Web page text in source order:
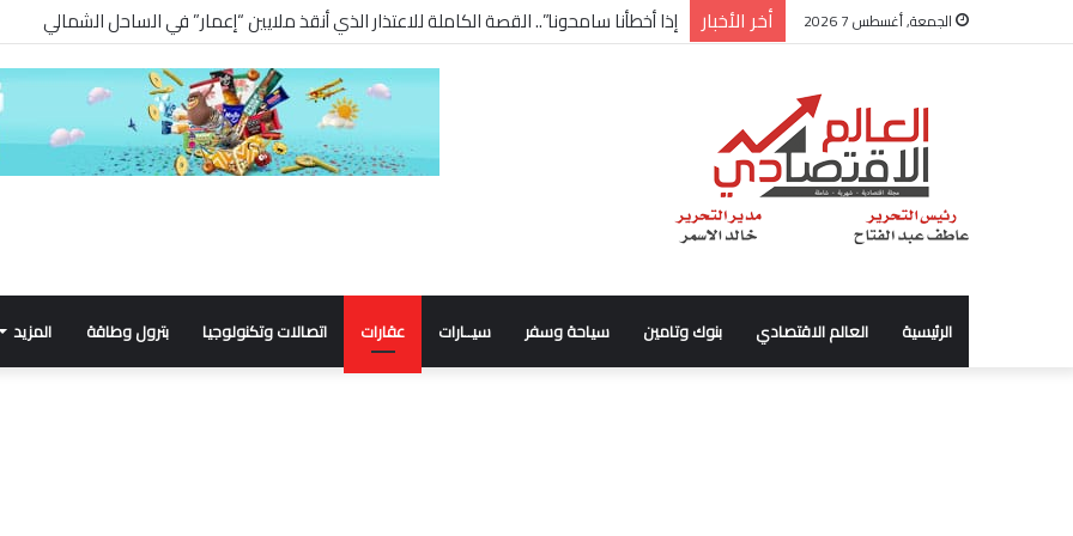
الجمعة, أغسطس 7 2026 أخر الأخبار شركة “Scope Developments” تعلن تولي أحمد كمال عيسى منصب الرئيس التنفيذي للقطاع التجاري
الرئيسية العالم الاقتصادي بنوك وتامين سياحة وسفر سيــارات عقارات اتصالات وتكنولوجيا بترول وطاقة المزيد